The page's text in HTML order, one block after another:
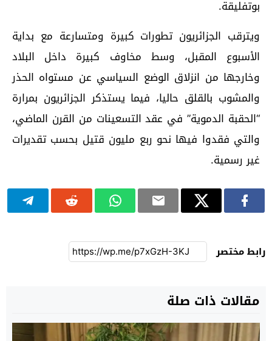
بوتفليقة.
ويترقب الجزائريون تطورات كبيرة ومتسارعة مع بداية
الأسبوع المقبل، وسط مخاوف كبيرة داخل البلاد
وخارجها من انزلاق الوضع السياسي عن مستواه الحذر
والمشوب بالقلق حاليا، فيما يستذكر الجزائريون بمرارة
“الحقبة الدموية” في عقد التسعينات من القرن الماضي،
والتي فقدوا فيها نحو ربع مليون قتيل بحسب تقديرات
غير رسمية.
رابط مختصر
مقالات ذات صلة